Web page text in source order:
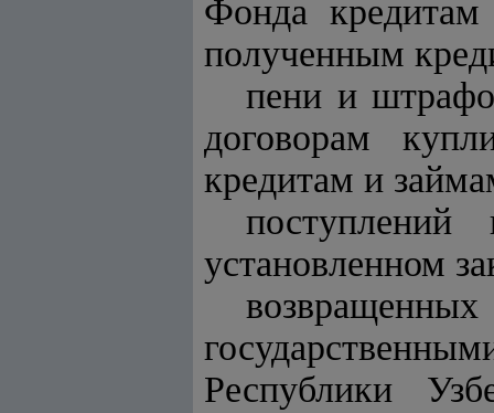
Фонда
полученным
пени и
договорам
кредитам и
установленном
Республики